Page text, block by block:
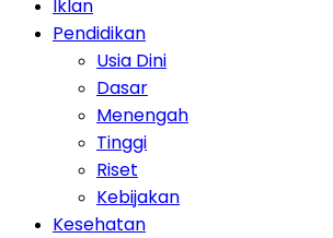
Iklan
Pendidikan
Usia Dini
Dasar
Menengah
Tinggi
Riset
Kebijakan
Kesehatan